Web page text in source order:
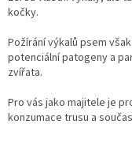
kočky.
Požírání výkalů psem
potenciální patogeny a
zvířata.
Pro vás jako majitele je
konzumace trusu a